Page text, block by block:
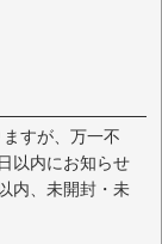
すが、万一不
以内にお知らせ
内、未開封・未